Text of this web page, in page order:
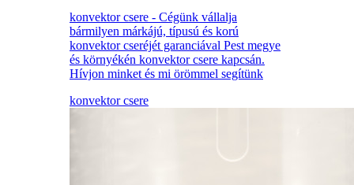
konvektor csere - Cégünk vállalja
bármilyen márkájú, típusú és korú
konvektor cseréjét garanciával Pest megye
és környékén konvektor csere kapcsán.
Hívjon minket és mi örömmel segítünk
konvektor csere